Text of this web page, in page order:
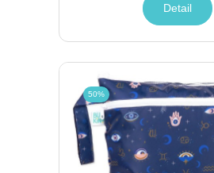
Detail
50%